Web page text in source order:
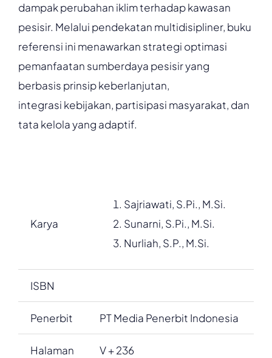
dampak perubahan iklim terhadap kawasan
pesisir. Melalui pendekatan multidisipliner, buku
referensi ini menawarkan strategi optimasi
pemanfaatan sumberdaya pesisir yang
berbasis prinsip keberlanjutan,
integrasi kebijakan, partisipasi masyarakat, dan
tata kelola yang adaptif.
Karya
Sajriawati, S.Pi., M.Si.
Sunarni, S.Pi., M.Si.
Nurliah, S.P., M.Si.
ISBN
Penerbit PT Media Penerbit Indonesia
Halaman V + 236